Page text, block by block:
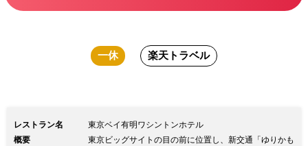
一休 楽天トラベル
レストラン名
東京ベイ有明ワシントンホテル
概要
東京ビッグサイトの目の前に位置し、新交通「ゆりかも